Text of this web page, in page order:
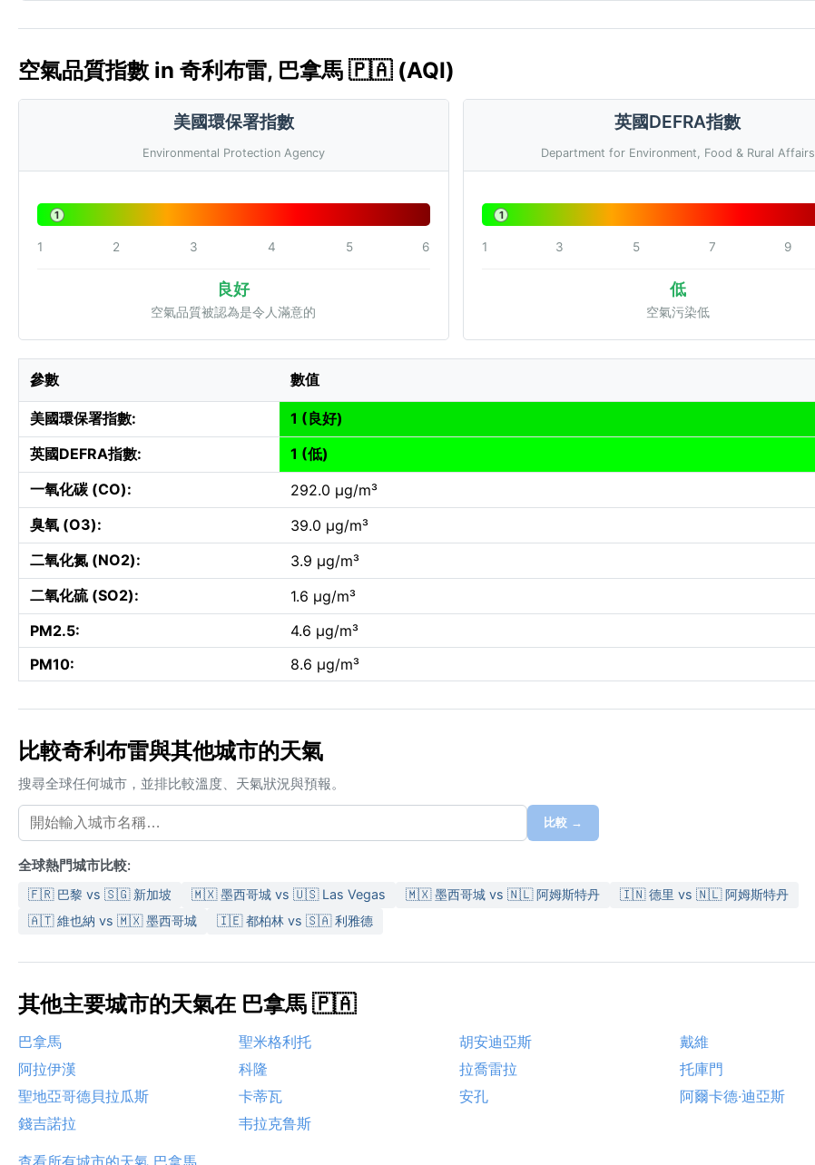
空氣品質指數 in 奇利布雷, 巴拿馬 🇵🇦 (AQI)
美國環保署指數
Environmental Protection Agency
1
1 2 3 4 5 6
良好
空氣品質被認為是令人滿意的
英國DEFRA指數
Department for Environment, Food & Rural Affairs
1
1 3 5 7 9
低
空氣污染低
參數 數值
美國環保署指數:
1 (良好)
英國DEFRA指數:
1 (低)
一氧化碳 (CO):
292.0 µg/m³
臭氧 (O3):
39.0 µg/m³
二氧化氮 (NO2):
3.9 µg/m³
二氧化硫 (SO2):
1.6 µg/m³
PM2.5:
4.6 µg/m³
PM10:
8.6 µg/m³
比較奇利布雷與其他城市的天氣
搜尋全球任何城市，並排比較溫度、天氣狀況與預報。
比較 →
全球熱門城市比較:
🇫🇷 巴黎 vs 🇸🇬 新加坡 🇲🇽 墨西哥城 vs 🇺🇸 Las Vegas 🇲🇽 墨西哥城 vs 🇳🇱 阿姆斯特丹
🇮🇳 德里 vs 🇳🇱 阿姆斯特丹
🇦🇹 維也納 vs 🇲🇽 墨西哥城
🇮🇪 都柏林 vs 🇸🇦 利雅德
其他主要城市的天氣在 巴拿馬 🇵🇦
巴拿馬 聖米格利托 胡安迪亞斯
戴維
阿拉伊漢
科隆 拉喬雷拉
托庫門
聖地亞哥德貝拉瓜斯
卡蒂瓦 安孔
阿爾卡德·迪亞斯
錢吉諾拉
韦拉克鲁斯